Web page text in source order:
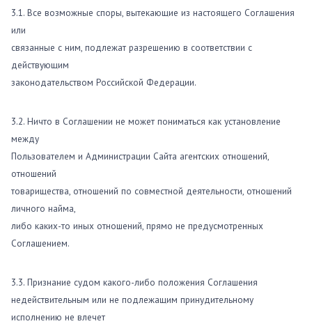
3.1. Все возможные споры, вытекающие из настоящего Соглашения
или
связанные с ним, подлежат разрешению в соответствии с
действующим
законодательством Российской Федерации.
3.2. Ничто в Соглашении не может пониматься как установление
между
Пользователем и Администрации Сайта агентских отношений,
отношений
товарищества, отношений по совместной деятельности, отношений
личного найма,
либо каких-то иных отношений, прямо не предусмотренных
Соглашением.
3.3. Признание судом какого-либо положения Соглашения
недействительным или не подлежащим принудительному
исполнению не влечет